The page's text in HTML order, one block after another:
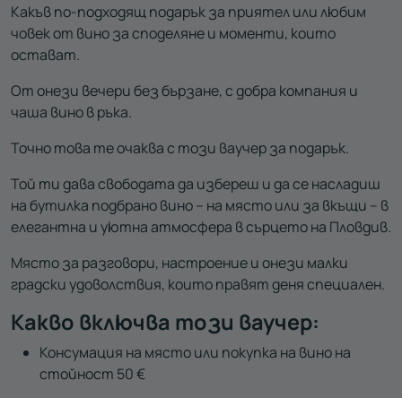
Какъв по-подходящ подарък за приятел или любим
човек от вино за споделяне и моменти, които
остават.
От онези вечери без бързане, с добра компания и
чаша вино в ръка.
Точно това те очаква с този ваучер за подарък.
Той ти дава свободата да избереш и да се насладиш
на бутилка подбрано вино – на място или за вкъщи – в
елегантна и уютна атмосфера в сърцето на Пловдив.
Място за разговори, настроение и онези малки
градски удоволствия, които правят деня специален.
Какво включва този ваучер:
Консумация на място или покупка на вино на
стойност 50 €